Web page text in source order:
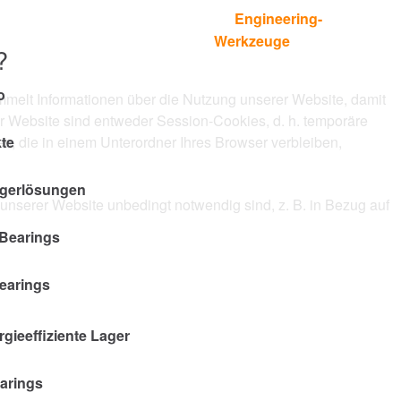
Languages
Engineering-
Werkzeuge
Lager
Informationen über die Nutzung unserer Website, damit
sind entweder Session-Cookies, d. h. temporäre
die in einem Unterordner Ihres Browser verbleiben,
Website unbedingt notwendig sind, z. B. in Bezug auf